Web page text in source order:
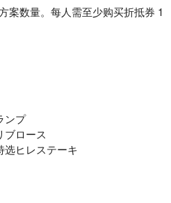
案数量。每人需至少购买折抵券 1
ンプ
ロース
ヒレステーキ